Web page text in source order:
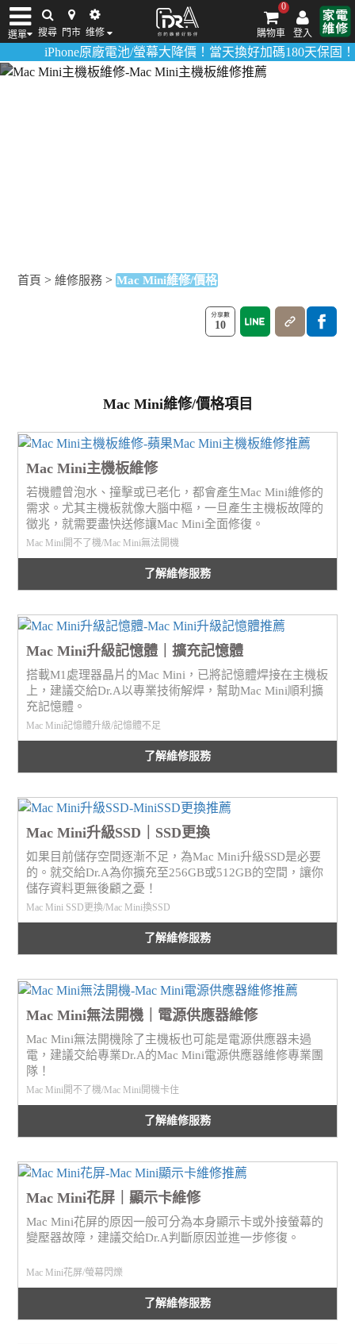
選單 搜尋 門市 维修 登入
0
購物車
iPhone維修/價格 筆電維修/價格 Android手機維修/價格 MacBook維修/價
iPhone原廠電池/螢幕大降價！當天換好加碼180天保固！活動
首頁 >維修服務 > Mac Mini維修/價格
10
Mac Mini維修/價格項目
Mac Mini主機板維修
若機體曾泡水、撞擊或已老化，都會產生Mac Mini維修的
需求。尤其主機板就像大腦中樞，一旦產生主機板故障的
徵兆，就需要盡快送修讓Mac Mini全面修復。
Mac Mini開不了機/Mac Mini無法開機
了解維修服務
Mac Mini升級記憶體｜擴充記憶體
搭載M1處理器晶片的Mac Mini，已將記憶體焊接在主機板
上，建議交給Dr.A以專業技術解焊，幫助Mac Mini順利擴
充記憶體。
Mac Mini記憶體升級/記憶體不足
了解維修服務
Mac Mini升級SSD｜SSD更換
如果目前儲存空間逐漸不足，為Mac Mini升級SSD是必要
的。就交給Dr.A為你擴充至256GB或512GB的空間，讓你
儲存資料更無後顧之憂！
Mac Mini SSD更換/Mac Mini換SSD
了解維修服務
Mac Mini無法開機｜電源供應器維修
Mac Mini無法開機除了主機板也可能是電源供應器未過
電，建議交給專業Dr.A的Mac Mini電源供應器維修專業團
隊！
Mac Mini開不了機/Mac Mini開機卡住
了解維修服務
Mac Mini花屏｜顯示卡維修
Mac Mini花屏的原因一般可分為本身顯示卡或外接螢幕的
變壓器故障，建議交給Dr.A判斷原因並進一步修復。
Mac Mini花屏/螢幕閃爍
了解維修服務